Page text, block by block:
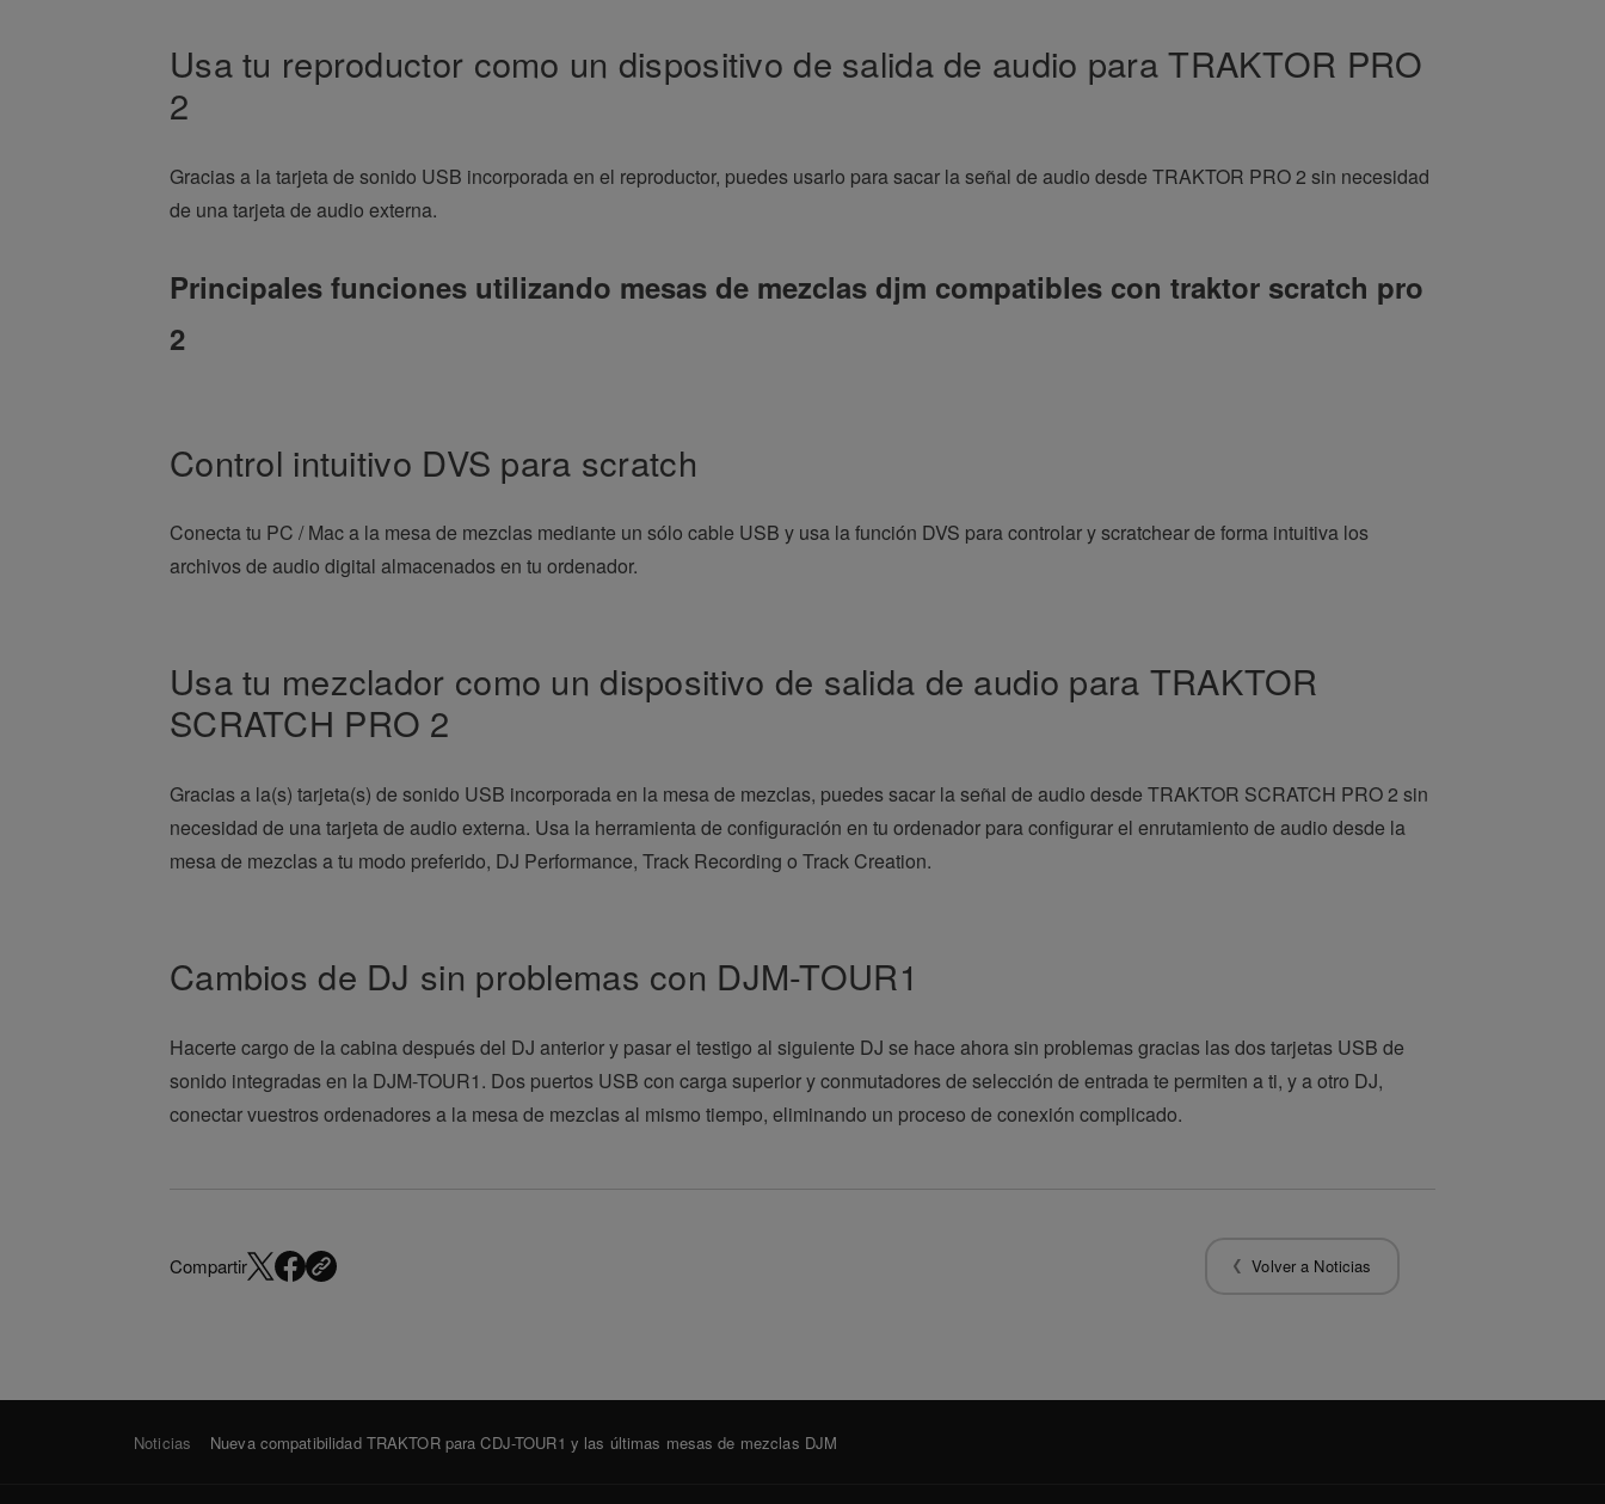
Usa tu reproductor como un dispositivo de salida de audio para TRAKTOR PRO
2
Gracias a la tarjeta de sonido USB incorporada en el reproductor, puedes usarlo para sacar la señal de audio desde TRAKTOR PRO 2 sin necesidad
de una tarjeta de audio externa.
Principales funciones utilizando mesas de mezclas djm compatibles con traktor scratch pro
2
Control intuitivo DVS para scratch
Conecta tu PC / Mac a la mesa de mezclas mediante un sólo cable USB y usa la función DVS para controlar y scratchear de forma intuitiva los
archivos de audio digital almacenados en tu ordenador.
Usa tu mezclador como un dispositivo de salida de audio para TRAKTOR
SCRATCH PRO 2
Gracias a la(s) tarjeta(s) de sonido USB incorporada en la mesa de mezclas, puedes sacar la señal de audio desde TRAKTOR SCRATCH PRO 2 sin
necesidad de una tarjeta de audio externa. Usa la herramienta de configuración en tu ordenador para configurar el enrutamiento de audio desde la
mesa de mezclas a tu modo preferido, DJ Performance, Track Recording o Track Creation.
Cambios de DJ sin problemas con DJM-TOUR1
Hacerte cargo de la cabina después del DJ anterior y pasar el testigo al siguiente DJ se hace ahora sin problemas gracias las dos tarjetas USB de
sonido integradas en la DJM-TOUR1. Dos puertos USB con carga superior y conmutadores de selección de entrada te permiten a ti, y a otro DJ,
conectar vuestros ordenadores a la mesa de mezclas al mismo tiempo, eliminando un proceso de conexión complicado.
Compartir Volver a Noticias
Noticias Nueva compatibilidad TRAKTOR para CDJ-TOUR1 y las últimas mesas de mezclas DJM